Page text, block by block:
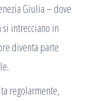
Giulia – dove
si intrecciano in
diventa parte
regolarmente,